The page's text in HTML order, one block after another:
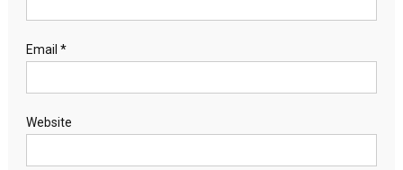
Email *
Website